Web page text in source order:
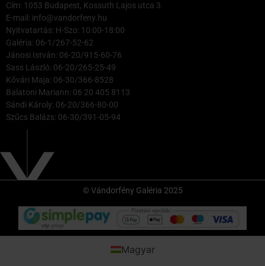
Cím: 1053 Budapest, Kossuth Lajos utca 3.
E-mail: info@vandorfeny.hu
Nyitvatartás: H-Szo: 10:00-18:00
Galéria: 06-1/267-52-62
Jánosi István: 06-20/915-60-76
Sass László: 06-20/265-25-49
Kővári Maja: 06-30/366-8528
Balatoni Mariann: 06 20 405 8113
Sándi Károly: 06-20/366-80-00
Szűcs Balázs: 06-30/391-05-94
© Vándorfény Galéria 2025
Magyar